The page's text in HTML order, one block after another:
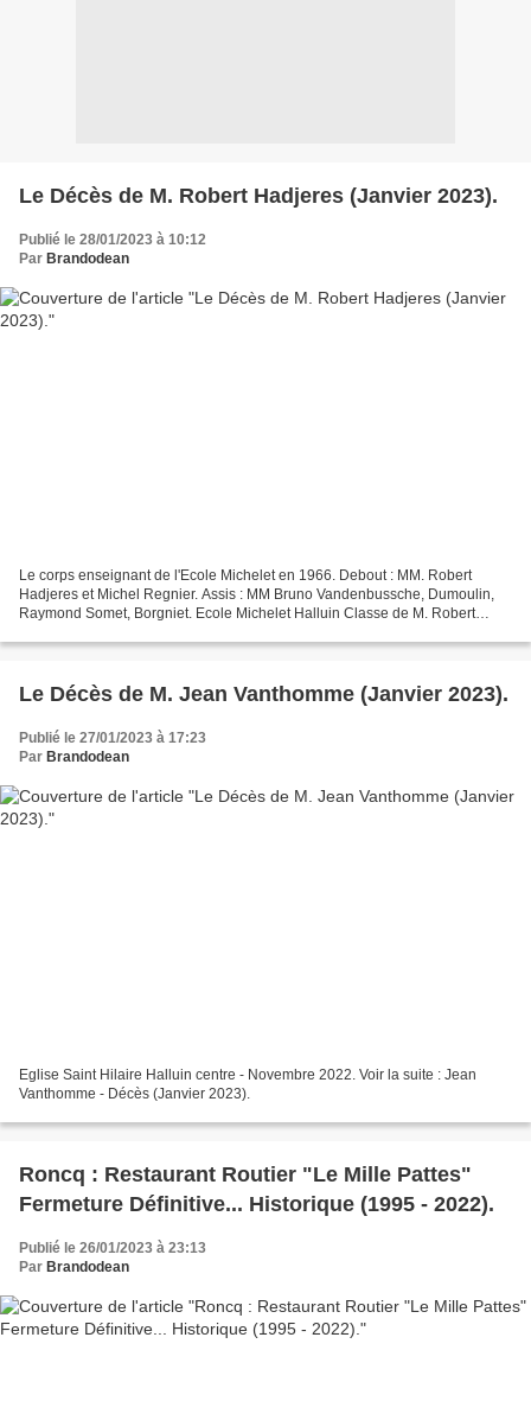
Le Décès de M. Robert Hadjeres (Janvier 2023).
Publié le 28/01/2023 à 10:12
Par Brandodean
Le corps enseignant de l'Ecole Michelet en 1966. Debout : MM. Robert
Hadjeres et Michel Regnier. Assis : MM Bruno Vandenbussche, Dumoulin,
Raymond Somet, Borgniet. Ecole Michelet Halluin Classe de M. Robert
Le Décès de M. Jean Vanthomme (Janvier 2023).
Publié le 27/01/2023 à 17:23
Par Brandodean
Eglise Saint Hilaire Halluin centre - Novembre 2022. Voir la suite : Jean
Vanthomme - Décès (Janvier 2023).
Roncq : Restaurant Routier "Le Mille Pattes"
Fermeture Définitive... Historique (1995 - 2022).
Publié le 26/01/2023 à 23:13
Par Brandodean